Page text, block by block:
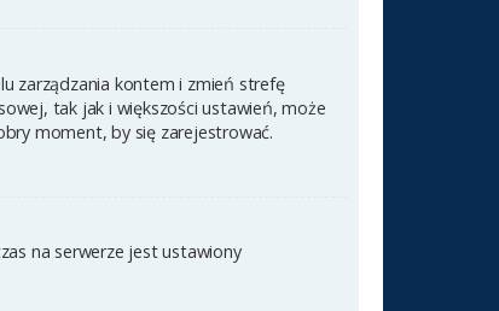
zarządzania kontem i zmień strefę
tak jak i większości ustawień, może
moment, by się zarejestrować.
na serwerze jest ustawiony